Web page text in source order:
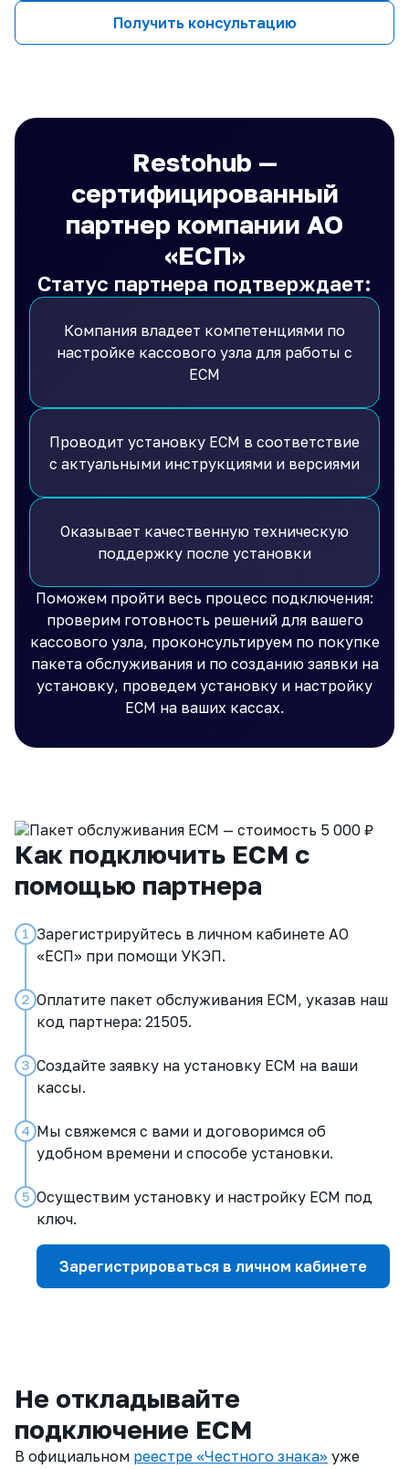
Получить консультацию
Restohub —
сертифицированный
партнер компании АО
«ЕСП»
Статус партнера подтверждает:
Компания владеет компетенциями по
настройке кассового узла для работы с
ЕСМ
Проводит установку ЕСМ в соответствие
с актуальными инструкциями и версиями
Оказывает качественную техническую
поддержку после установки
Поможем пройти весь процесс подключения:
проверим готовность решений для вашего
кассового узла, проконсультируем по покупке
пакета обслуживания и по созданию заявки на
установку, проведем установку и настройку
ЕСМ на ваших кассах.
Как подключить ЕСМ с
помощью партнера
1 Зарегистрируйтесь в личном кабинете АО
«ЕСП» при помощи УКЭП.
2 Оплатите пакет обслуживания ЕСМ, указав наш
код партнера: 21505.
3 Создайте заявку на установку ЕСМ на ваши
кассы.
4 Мы свяжемся с вами и договоримся об
удобном времени и способе установки.
5 Осуществим установку и настройку ЕСМ под
ключ.
Зарегистрироваться в личном кабинете
Не откладывайте
подключение ЕСМ
В официальном реестре «Честного знака» уже